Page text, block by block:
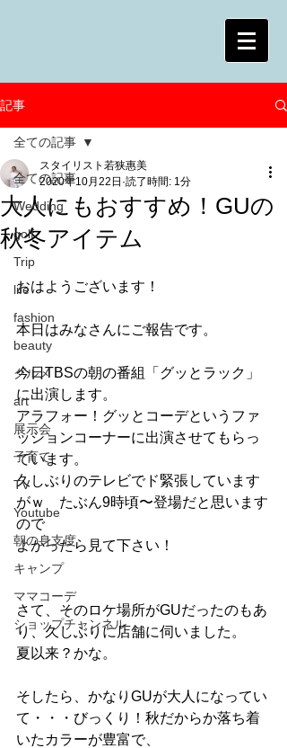
記事
全ての記事
Wedding
golf
Trip
life
fashion
beauty
グルメ
art
展示会
子育て
TV
Youtube
朝の身支度
キャンプ
ママコーデ
ショップチャンネル
全ての記事
大人にもおすすめ！GUの
秋冬アイテム
スタイリスト若狭惠美
2020年10月22日 読了時間: 1分
おはようございます！
本日はみなさんにご報告です。
今日TBSの朝の番組「グッとラック」
に出演します。
アラフォー！グッとコーデというファ
ッションコーナーに出演させてもらっ
ています。
久しぶりのテレビでド緊張しています
がｗ　たぶん9時頃〜登場だと思います
ので
よかったら見て下さい！
さて、そのロケ場所がGUだったのもあ
り、久しぶりに店舗に伺いました。
夏以来？かな。
そしたら、かなりGUが大人になってい
て・・・びっくり！秋だからか落ち着
いたカラーが豊富で、